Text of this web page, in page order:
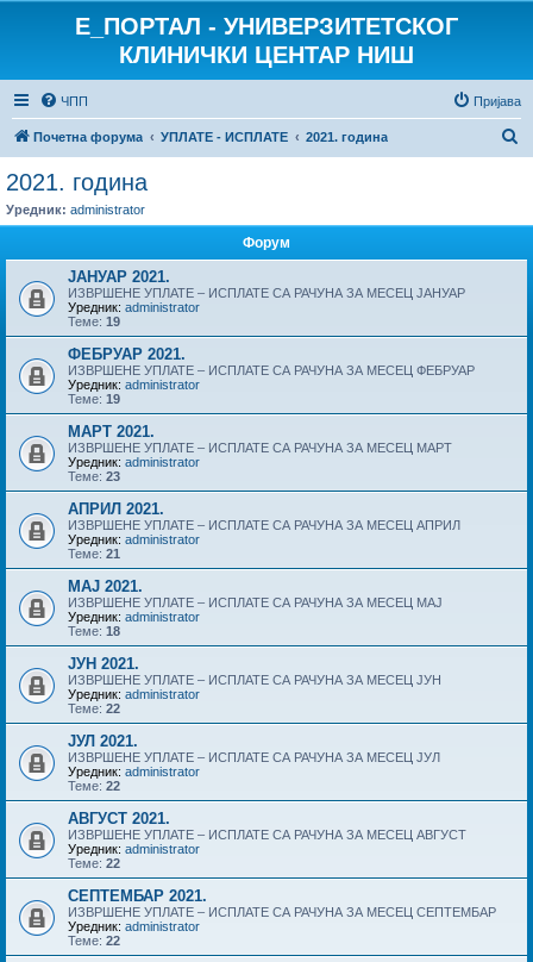
E_ПОРТАЛ - УНИВЕРЗИТЕТСКОГ
КЛИНИЧКИ ЦЕНТАР НИШ
ЧПП Пријава
Почетна форума УПЛАТЕ - ИСПЛАТЕ 2021. година
а
2021. година
Уредник: administrator
Форум
ЈАНУАР 2021.
ИЗВРШЕНЕ УПЛАТЕ – ИСПЛАТЕ СА РАЧУНА ЗА МЕСЕЦ ЈАНУАР
Уредник: administrator
Теме: 19
ФЕБРУАР 2021.
ИЗВРШЕНЕ УПЛАТЕ – ИСПЛАТЕ СА РАЧУНА ЗА МЕСЕЦ ФЕБРУАР
Уредник: administrator
Теме: 19
МАРТ 2021.
ИЗВРШЕНЕ УПЛАТЕ – ИСПЛАТЕ СА РАЧУНА ЗА МЕСЕЦ МАРТ
Уредник: administrator
Теме: 23
АПРИЛ 2021.
ИЗВРШЕНЕ УПЛАТЕ – ИСПЛАТЕ СА РАЧУНА ЗА МЕСЕЦ АПРИЛ
Уредник: administrator
Теме: 21
MAJ 2021.
ИЗВРШЕНЕ УПЛАТЕ – ИСПЛАТЕ СА РАЧУНА ЗА МЕСЕЦ MAJ
Уредник: administrator
Теме: 18
ЈУН 2021.
ИЗВРШЕНЕ УПЛАТЕ – ИСПЛАТЕ СА РАЧУНА ЗА МЕСЕЦ ЈУН
Уредник: administrator
Теме: 22
ЈУЛ 2021.
ИЗВРШЕНЕ УПЛАТЕ – ИСПЛАТЕ СА РАЧУНА ЗА МЕСЕЦ ЈУЛ
Уредник: administrator
Теме: 22
АВГУСТ 2021.
ИЗВРШЕНЕ УПЛАТЕ – ИСПЛАТЕ СА РАЧУНА ЗА МЕСЕЦ АВГУСТ
Уредник: administrator
Теме: 22
СЕПТЕМБАР 2021.
ИЗВРШЕНЕ УПЛАТЕ – ИСПЛАТЕ СА РАЧУНА ЗА МЕСЕЦ СЕПТЕМБАР
Уредник: administrator
Теме: 22